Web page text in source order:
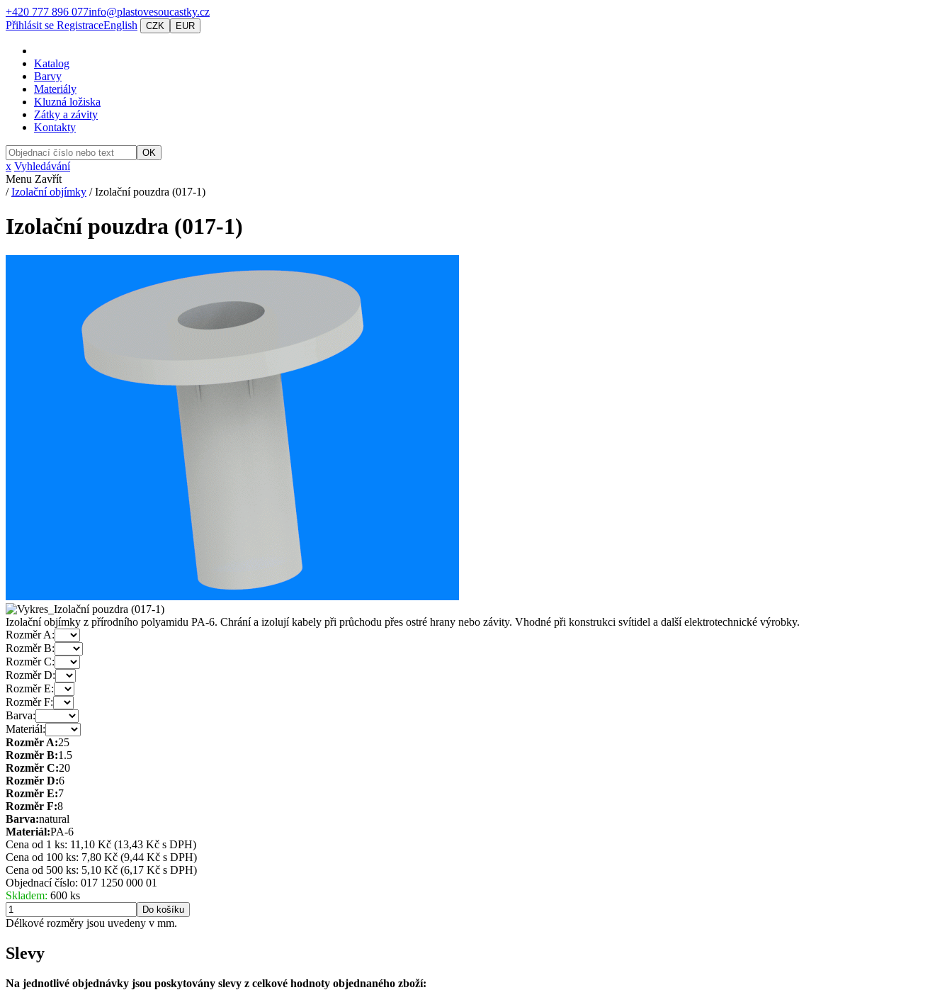
+420 777 896 077info@plastovesoucastky.cz
Přihlásit se RegistraceEnglish CZK EUR
Katalog
Barvy
Materiály
Kluzná ložiska
Zátky a závity
Kontakty
OK
x Vyhledávání
Menu Zavřít
/ Izolační objímky /Izolační pouzdra (017-1)
Izolační pouzdra (017-1)
Izolační objímky z přírodního polyamidu PA-6. Chrání a izolují kabely při průchodu přes ostré hrany nebo závity. Vhodné při konstrukci svítidel a další elektrotechnické výrobky.
Rozměr A:
Rozměr B:
Rozměr C:
Rozměr D:
Rozměr E:
Rozměr F:
Barva:
Materiál:
Rozměr A:25
Rozměr B:1.5
Rozměr C:20
Rozměr D:6
Rozměr E:7
Rozměr F:8
Barva:natural
Materiál:PA-6
Cena od 1 ks: 11,10 Kč (13,43 Kč s DPH)
Cena od 100 ks: 7,80 Kč (9,44 Kč s DPH)
Cena od 500 ks: 5,10 Kč (6,17 Kč s DPH)
Objednací číslo: 017 1250 000 01
Skladem: 600 ks
Do košíku
Délkové rozměry jsou uvedeny v mm.
Slevy
Na jednotlivé objednávky jsou poskytovány slevy z celkové hodnoty objednaného zboží: